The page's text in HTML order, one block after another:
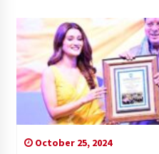
October 25, 2024